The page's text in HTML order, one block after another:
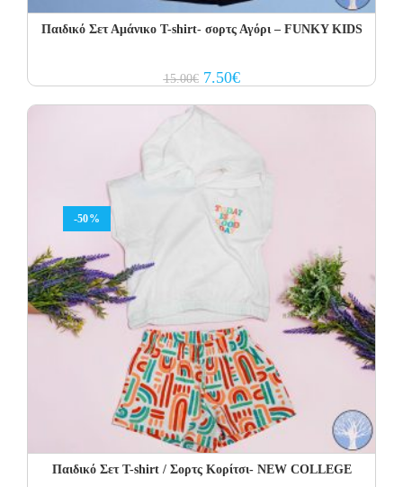
Παιδικό Σετ Αμάνικο T-shirt- σορτς Αγόρι – FUNKY KIDS
15.00€ Original
price
15.00€.
7.50€Current
price
-50%
Παιδικό Σετ T-shirt / Σορτς Κορίτσι- NEW COLLEGE